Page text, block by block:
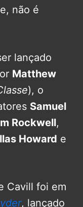
não é
lançado
Matthew
), o
Samuel
Rockwell,
Howard e
Cavill foi em
, lançado